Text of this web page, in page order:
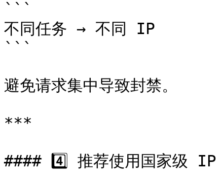
```
不同任务 → 不同 IP
```
避免请求集中导致封禁。
***
#### 4️⃣ 推荐使用国家级 IP